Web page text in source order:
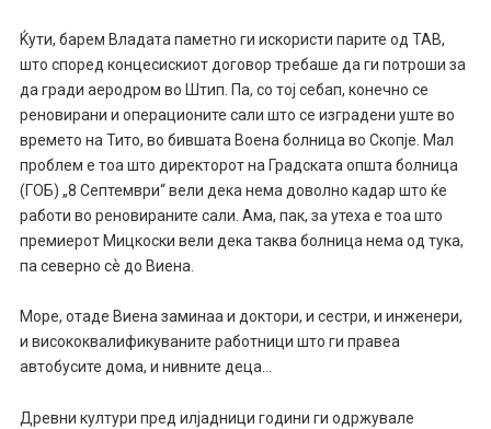
Ќути, барем Владата паметно ги искористи парите од ТАВ,
што според концесискиот договор требаше да ги потроши за
да гради аеродром во Штип. Па, со тој себап, конечно се
реновирани и операционите сали што се изградени уште во
времето на Тито, во бившата Воена болница во Скопје. Мал
проблем е тоа што директорот на Градската општа болница
(ГОБ) „8 Септември“ вели дека нема доволно кадар што ќе
работи во реновираните сали. Ама, пак, за утеха е тоа што
премиерот Мицкоски вели дека таква болница нема од тука,
па северно сѐ до Виена.
Море, отаде Виена заминаа и доктори, и сестри, и инженери,
и висококвалификуваните работници што ги правеа
автобусите дома, и нивните деца…
Древни култури пред илјадници години ги одржувале